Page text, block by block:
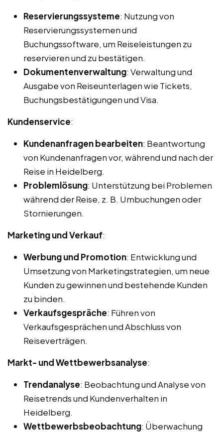
Reservierungssysteme: Nutzung von
Reservierungssystemen und
Buchungssoftware, um Reiseleistungen zu
reservieren und zu bestätigen.
Dokumentenverwaltung: Verwaltung und
Ausgabe von Reiseunterlagen wie Tickets,
Buchungsbestätigungen und Visa.
Kundenservice:
Kundenanfragen bearbeiten: Beantwortung
von Kundenanfragen vor, während und nach der
Reise in Heidelberg.
Problemlösung: Unterstützung bei Problemen
während der Reise, z. B. Umbuchungen oder
Stornierungen.
Marketing und Verkauf:
Werbung und Promotion: Entwicklung und
Umsetzung von Marketingstrategien, um neue
Kunden zu gewinnen und bestehende Kunden
zu binden.
Verkaufsgespräche: Führen von
Verkaufsgesprächen und Abschluss von
Reiseverträgen.
Markt- und Wettbewerbsanalyse:
Trendanalyse: Beobachtung und Analyse von
Reisetrends und Kundenverhalten in
Heidelberg.
Wettbewerbsbeobachtung: Überwachung